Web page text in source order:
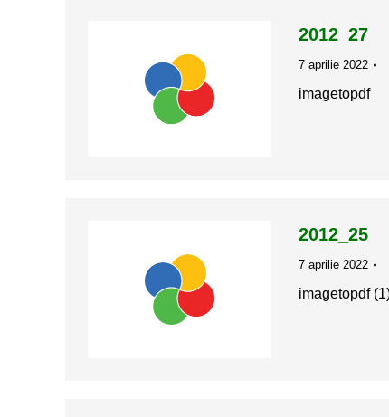
2012_27
7 aprilie 2022
imagetopdf
2012_25
7 aprilie 2022
imagetopdf